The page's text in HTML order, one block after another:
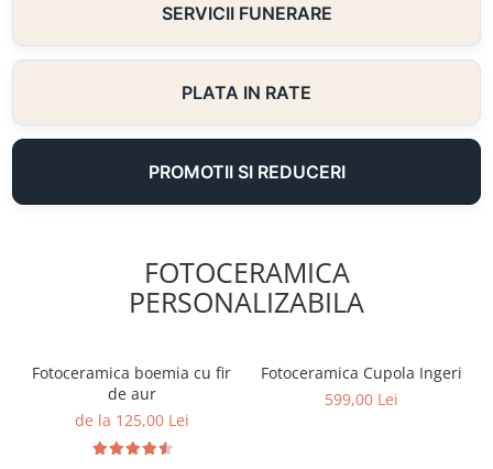
SERVICII FUNERARE
PLATA IN RATE
PROMOTII SI REDUCERI
FOTOCERAMICA
PERSONALIZABILA
Fotoceramica boemia cu fir
de aur
de la 125,00 Lei
Fotoceramica Cupola Ingeri
599,00 Lei